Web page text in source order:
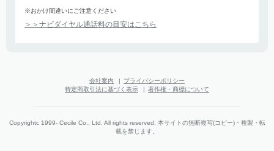
※おかけ間違いにご注意ください
＞＞ナビダイヤル通話料の目安はこちら
会社案内 |
プライバシーポリシー
特定商取引法に基づく表示
| 著作権・商標について
Copyrightc 1999- Cecile Co., Ltd. All rights reserved. 本サイトの無断複写(コピー)・複製・転
載を禁じます。